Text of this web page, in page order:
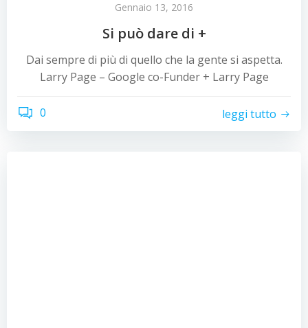
Gennaio 13, 2016
Si può dare di +
Dai sempre di più di quello che la gente si aspetta.
Larry Page – Google co-Funder + Larry Page
0 leggi tutto